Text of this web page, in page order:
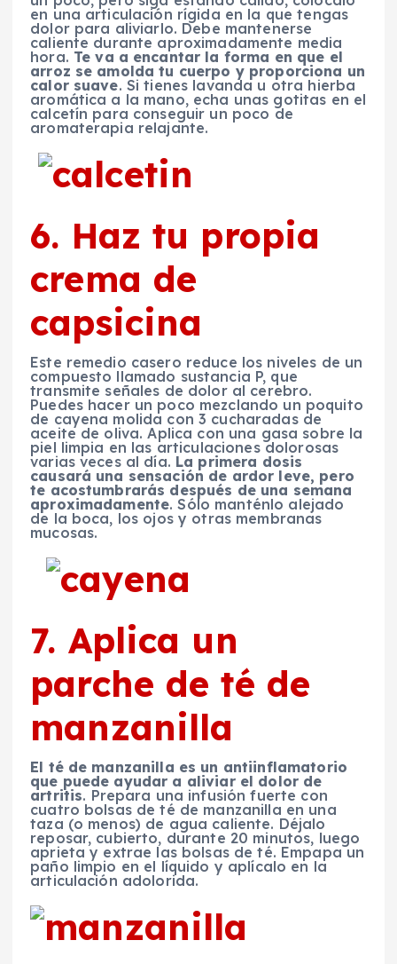
en una articulación rígida en la que tengas
dolor para aliviarlo. Debe mantenerse
caliente durante aproximadamente media
hora. Te va a encantar la forma en que el
arroz se amolda tu cuerpo y proporciona un
calor suave. Si tienes lavanda u otra hierba
aromática a la mano, echa unas gotitas en el
calcetín para conseguir un poco de
aromaterapia relajante.
6. Haz tu propia
crema de
capsicina
Este remedio casero reduce los niveles de un
compuesto llamado sustancia P, que
transmite señales de dolor al cerebro.
Puedes hacer un poco mezclando un poquito
de cayena molida con 3 cucharadas de
aceite de oliva. Aplica con una gasa sobre la
piel limpia en las articulaciones dolorosas
varias veces al día. La primera dosis
causará una sensación de ardor leve, pero
te acostumbrarás después de una semana
aproximadamente. Sólo manténlo alejado
de la boca, los ojos y otras membranas
mucosas.
7. Aplica un
parche de té de
manzanilla
El té de manzanilla es un antiinflamatorio
que puede ayudar a aliviar el dolor de
artritis. Prepara una infusión fuerte con
cuatro bolsas de té de manzanilla en una
taza (o menos) de agua caliente. Déjalo
reposar, cubierto, durante 20 minutos, luego
aprieta y extrae las bolsas de té. Empapa un
paño limpio en el líquido y aplícalo en la
articulación adolorida.